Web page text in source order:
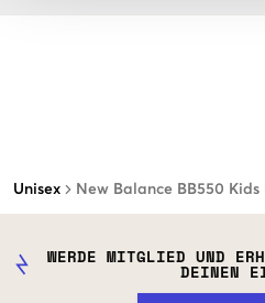
Unisex New Balance BB550 Kids
WERDE MITGLIED UND
DEINEN